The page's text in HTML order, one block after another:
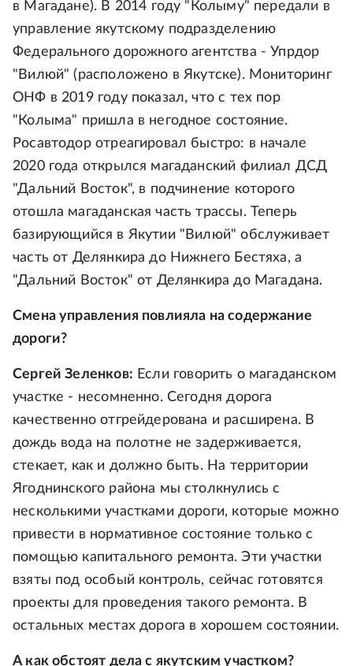
в Магадане). В 2014 году "Колыму" передали в
управление якутскому подразделению
Федерального дорожного агентства - Упрдор
"Вилюй" (расположено в Якутске). Мониторинг
ОНФ в 2019 году показал, что с тех пор
"Колыма" пришла в негодное состояние.
Росавтодор отреагировал быстро: в начале
2020 года открылся магаданский филиал ДСД
"Дальний Восток", в подчинение которого
отошла магаданская часть трассы. Теперь
базирующийся в Якутии "Вилюй" обслуживает
часть от Делянкира до Нижнего Бестяха, а
"Дальний Восток" от Делянкира до Магадана.
Смена управления повлияла на содержание
дороги?
Сергей Зеленков: Если говорить о магаданском
участке - несомненно. Сегодня дорога
качественно отгрейдерована и расширена. В
дождь вода на полотне не задерживается,
стекает, как и должно быть. На территории
Ягоднинского района мы столкнулись с
несколькими участками дороги, которые можно
привести в нормативное состояние только с
помощью капитального ремонта. Эти участки
взяты под особый контроль, сейчас готовятся
проекты для проведения такого ремонта. В
остальных местах дорога в хорошем состоянии.
А как обстоят дела с якутским участком?